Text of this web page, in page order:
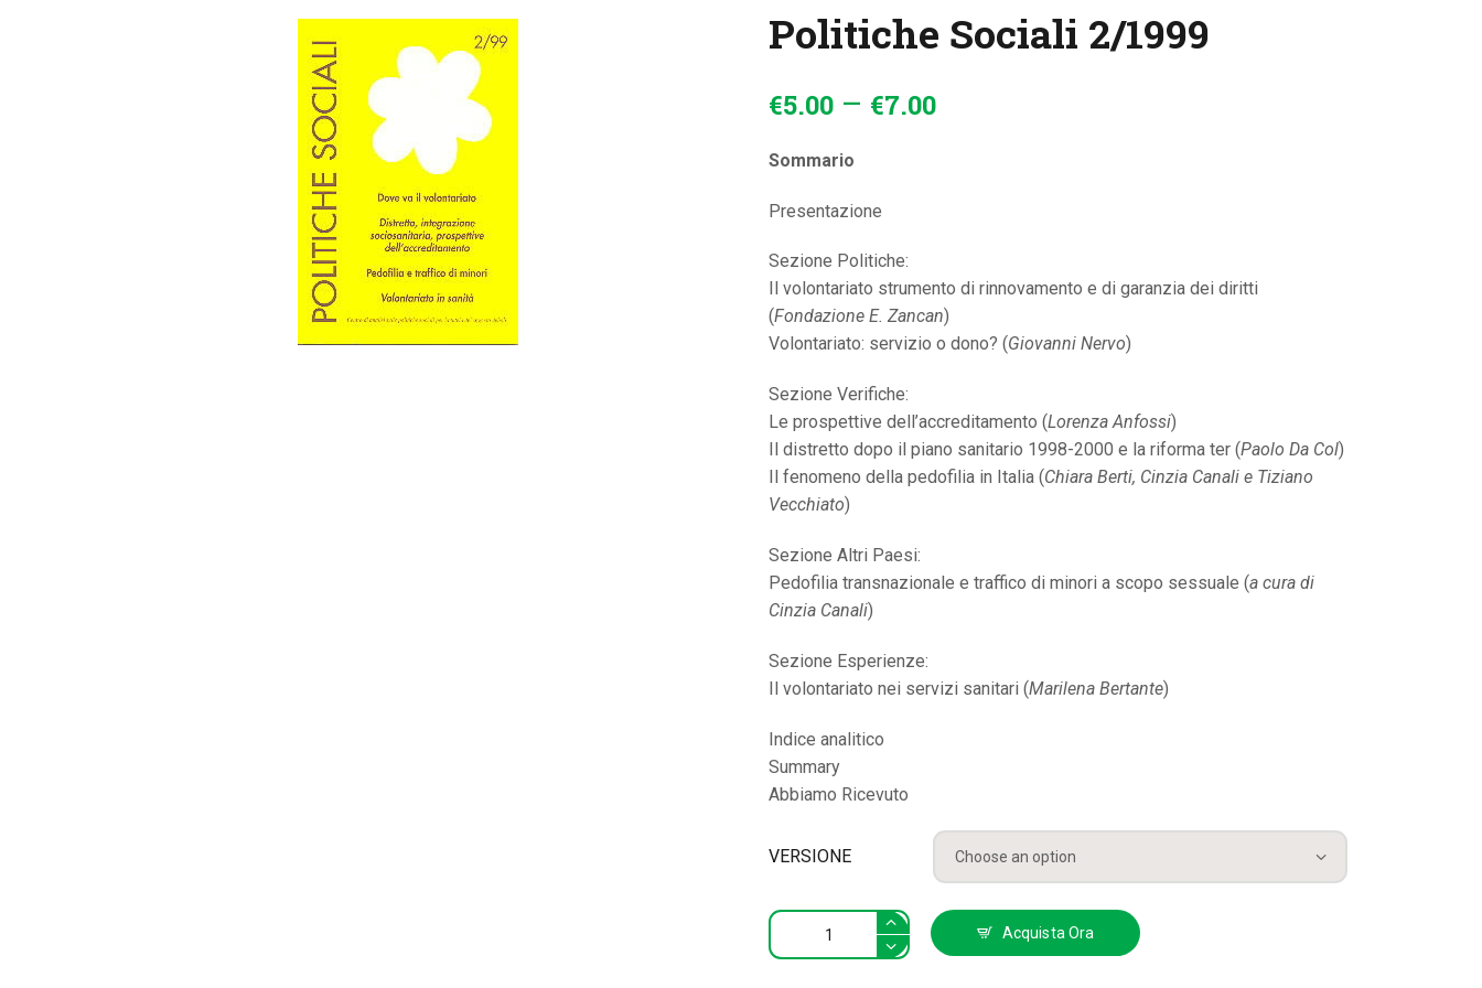
Politiche Sociali 2/1999
€5.00 – €7.00
Sommario
Presentazione
Sezione Politiche:
Il volontariato strumento di rinnovamento e di garanzia dei diritti
(Fondazione E. Zancan)
Volontariato: servizio o dono? (Giovanni Nervo)
Sezione Verifiche:
Le prospettive dell’accreditamento (Lorenza Anfossi)
Il distretto dopo il piano sanitario 1998-2000 e la riforma ter (Paolo Da Col)
Il fenomeno della pedofilia in Italia (Chiara Berti, Cinzia Canali e Tiziano
Vecchiato)
Sezione Altri Paesi:
Pedofilia transnazionale e traffico di minori a scopo sessuale (a cura di
Cinzia Canali)
Sezione Esperienze:
Il volontariato nei servizi sanitari (Marilena Bertante)
Indice analitico
Summary
Abbiamo Ricevuto
VERSIONE
Politiche
Sociali
Acquista Ora